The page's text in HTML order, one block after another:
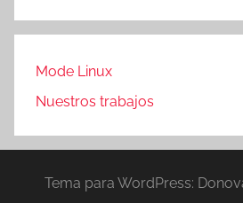
Mode Linux
Nuestros trabajos
Tema para WordPress: